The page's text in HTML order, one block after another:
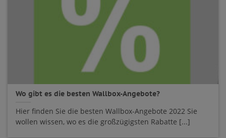
Wo gibt es die besten Wallbox-Angebote?
Hier finden Sie die besten Wallbox-Angebote 2022 Sie
wollen wissen, wo es die großzügigsten Rabatte [...]